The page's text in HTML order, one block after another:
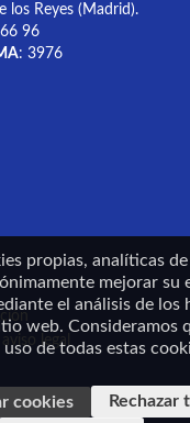
los Reyes (Madrid).
96
: 3976
legal
propias, analíticas
mejorar su
el análisis de los
web. Consideramos
de todas estas
cookies
Rechazar